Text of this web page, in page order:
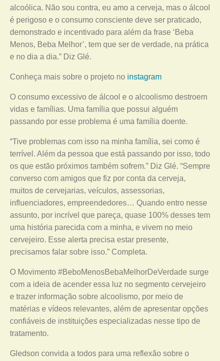
alcoólica. Não sou contra, eu amo a cerveja, mas o álcool
é perigoso e o consumo consciente deve ser praticado,
demonstrado e incentivado para além da frase ‘Beba
Menos, Beba Melhor’, tem que ser de verdade, na prática
e no dia a dia.” Diz Glé.
Conheça mais sobre o projeto no instagram
O consumo excessivo de álcool e o alcoolismo destroem
vidas e famílias. Uma família que possui alguém
passando por esse problema é uma família doente.
“Tive problemas com isso na minha família, sei como é
terrível. Além da pessoa que está passando por isso, todo
os que estão próximos também sofrem.” Diz Glé. “Sempre
converso com amigos que fiz por conta da cerveja,
muitos de cervejarias, veículos, assessorias,
influenciadores, empreendedores… Quando entro nesse
assunto, por incrível que pareça, quase 100% desses tem
uma história parecida com a minha, e vivem no meio
cervejeiro. Esse alerta precisa estar presente,
precisamos falar sobre isso.” Completa.
O Movimento #BeboMenosBebaMelhorDeVerdade surge
com a ideia de acender essa luz no segmento cervejeiro
e trazer informação sobre alcoolismo, por meio de
matérias e vídeos relevantes, além de apresentar opções
confiáveis de instituições especializadas nesse tipo de
tratamento.
Gledson convida a todos para uma reflexão sobre o